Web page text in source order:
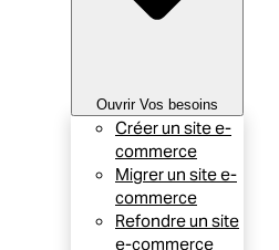
Ouvrir Vos besoins
Créer un site e-
commerce
Migrer un site e-
commerce
Refondre un site
e-commerce